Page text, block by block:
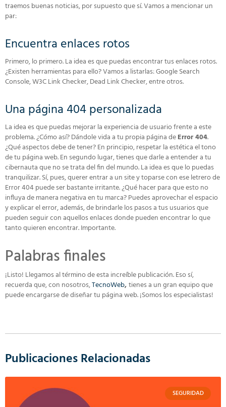
traemos buenas noticias, por supuesto que sí. Vamos a mencionar un
par:
Encuentra enlaces rotos
Primero, lo primero. La idea es que puedas encontrar tus enlaces rotos.
¿Existen herramientas para ello? Vamos a listarlas: Google Search
Console, W3C Link Checker, Dead Link Checker, entre otros.
Una página 404 personalizada
La idea es que puedas mejorar la experiencia de usuario frente a este
problema. ¿Cómo así? Dándole vida a tu propia página deError 404.
¿Qué aspectos debe de tener? En principio, respetar la estética el tono
de tu página web. En segundo lugar, tienes que darle a entender a tu
cibernauta que no se trata del fin del mundo. La idea es que lo puedas
tranquilizar. Sí, pues, querer entrar a un site y toparse con ese letrero de
Error 404 puede ser bastante irritante. ¿Qué hacer para que esto no
influya de manera negativa en tu marca? Puedes aprovechar el espacio
y explicar el error, además, de brindarle los pasos a tus usuarios que
pueden seguir con aquellos enlaces donde pueden encontrar lo que
tanto quieren encontrar. Importante.
Palabras finales
¡Listo! Llegamos al término de esta increíble publicación. Eso sí,
recuerda que, con nosotros,TecnoWeb,tienes a un gran equipo que
puede encargarse de diseñar tu página web. ¡Somos los especialistas!
Publicaciones Relacionadas
SEGURIDAD